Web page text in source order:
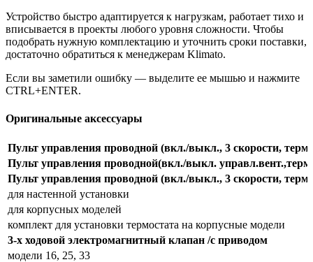
Устройство быстро адаптируется к нагрузкам, работает тихо и
вписывается в проекты любого уровня сложности. Чтобы
подобрать нужную комплектацию и уточнить сроки поставки,
достаточно обратиться к менеджерам Klimato.
Если вы заметили ошибку — выделите ее мышью и нажмите
CTRL+ENTER.
Оригинальные аксессуары
Пульт управления проводной (вкл./выкл., 3 скорости,
Пульт управления проводной(вкл./выкл.
Пульт управления проводной (вкл./выкл., 3 скорости,
для настенной установки
для корпусных моделей
комплект для установки термостата на корпусные модели
3-х ходовой электромагнитный клапан /c приводом
модели 16, 25, 33